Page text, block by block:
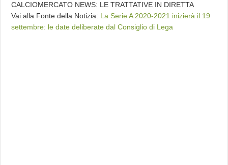
CALCIOMERCATO NEWS: LE TRATTATIVE IN DIRETTA
Vai alla Fonte della Notizia: La Serie A 2020-2021 inizierà il 19
settembre: le date deliberate dal Consiglio di Lega